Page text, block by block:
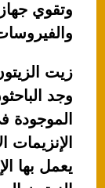
وتقوي
زيت
وجد
الموجودة
الإنزيمات
يعمل بها